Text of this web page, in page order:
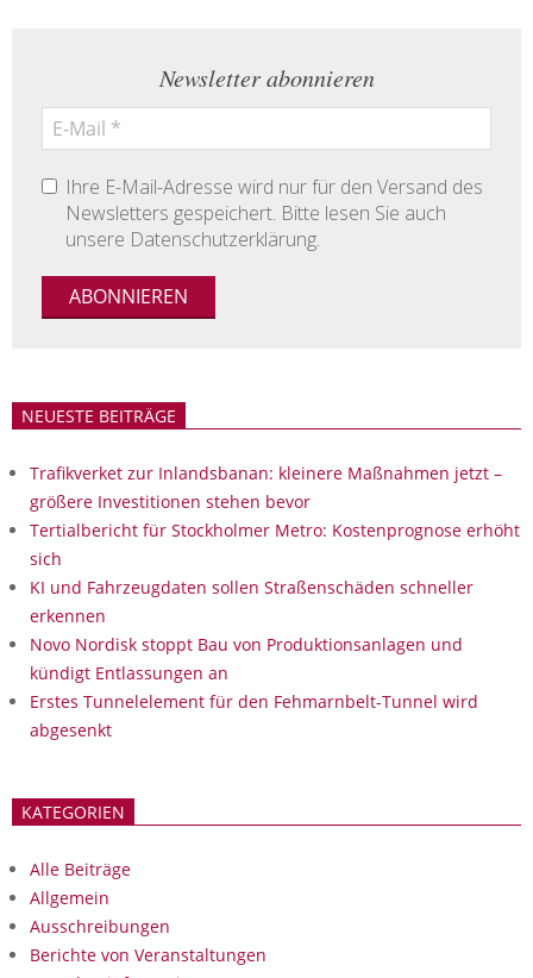
Newsletter abonnieren
Ihre E-Mail-Adresse wird nur für den Versand des
Newsletters gespeichert. Bitte lesen Sie auch
unsere Datenschutzerklärung.
NEUESTE BEITRÄGE
Trafikverket zur Inlandsbanan: kleinere Maßnahmen jetzt –
größere Investitionen stehen bevor
Tertialbericht für Stockholmer Metro: Kostenprognose erhöht
sich
KI und Fahrzeugdaten sollen Straßenschäden schneller
erkennen
Novo Nordisk stoppt Bau von Produktionsanlagen und
kündigt Entlassungen an
Erstes Tunnelelement für den Fehmarnbelt-Tunnel wird
abgesenkt
KATEGORIEN
Alle Beiträge
Allgemein
Ausschreibungen
Berichte von Veranstaltungen